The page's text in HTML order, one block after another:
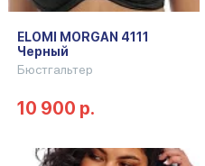
ELOMI MORGAN 4111
Черный
Бюстгальтер
10 900 р.